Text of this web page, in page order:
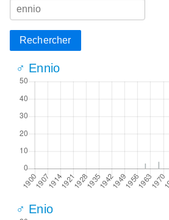
Rechercher
♂ Ennio
♂ Enio